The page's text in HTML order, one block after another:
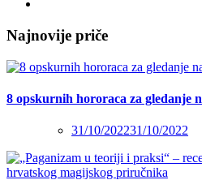
Najnovije priče
8 opskurnih hororaca za gledanje
31/10/202231/10/2022